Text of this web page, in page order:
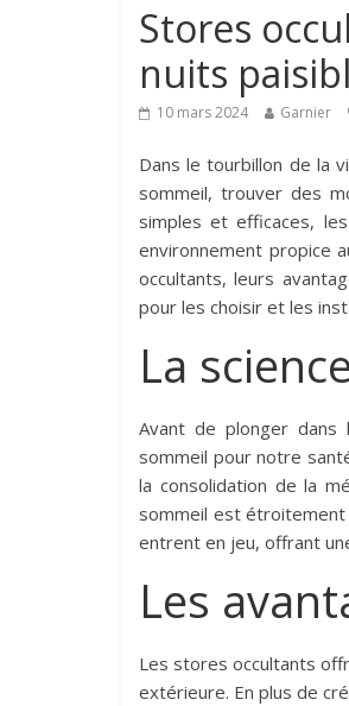
Stores
nuits
10 mars 2024 Garnier
Dans le tourbillon de la
sommeil, trouver des
simples et efficaces,
environnement propice
occultants, leurs
pour les choisir et les
La
Avant de plonger dans
sommeil pour notre
la consolidation de la
sommeil est étroitement
entrent en jeu, offrant
Les
Les stores occultants
extérieure. En plus de